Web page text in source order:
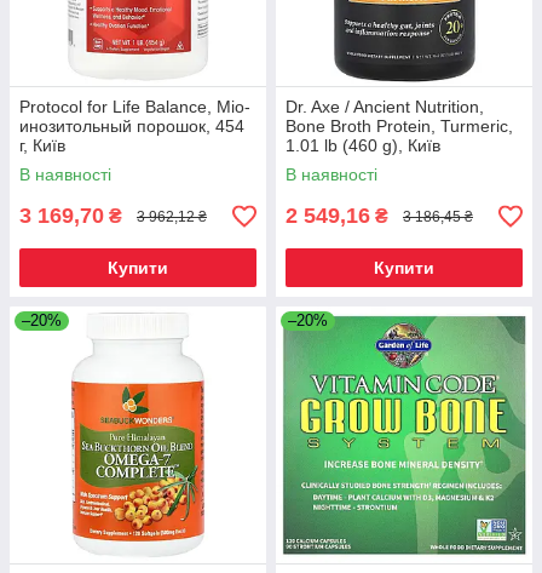
Protocol for Life Balance, Міо-
инозитольный порошок, 454
г, Київ
В наявності
3 169,70 ₴ 3 962,12 ₴
Купити
Dr. Axe / Ancient Nutrition,
Bone Broth Protein, Turmeric,
1.01 lb (460 g), Київ
В наявності
2 549,16 ₴ 3 186,45 ₴
Купити
–20% –20%